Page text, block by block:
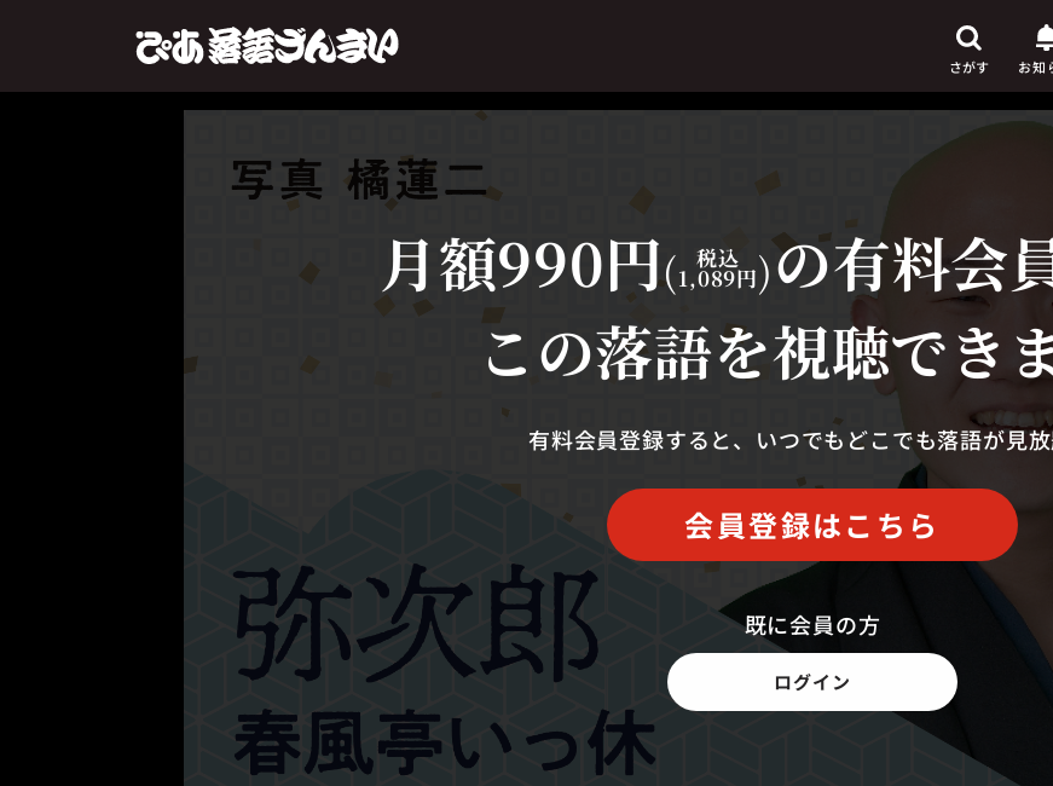
さがす
芸人からさがす
演目
上演時間からさがす
お知
月額990円( 税込
1,089円)の有料会
この落語を視聴でき
有料会員登録すると、いつでもどこでも落語が見放
会員登録はこちら
既に会員の方
ログイン